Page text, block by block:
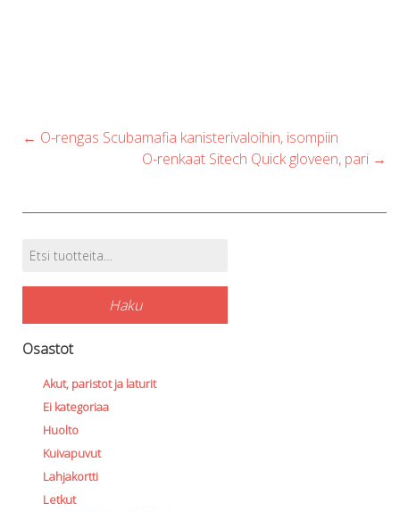
Post
← O-rengas Scubamafia kanisterivaloihin, isompiin
O-renkaat Sitech Quick gloveen, pari →
Tuotehaku
Etsi:
Haku
Osastot
Akut, paristot ja laturit
Ei kategoriaa
Huolto
Kuivapuvut
Lahjakortti
Letkut